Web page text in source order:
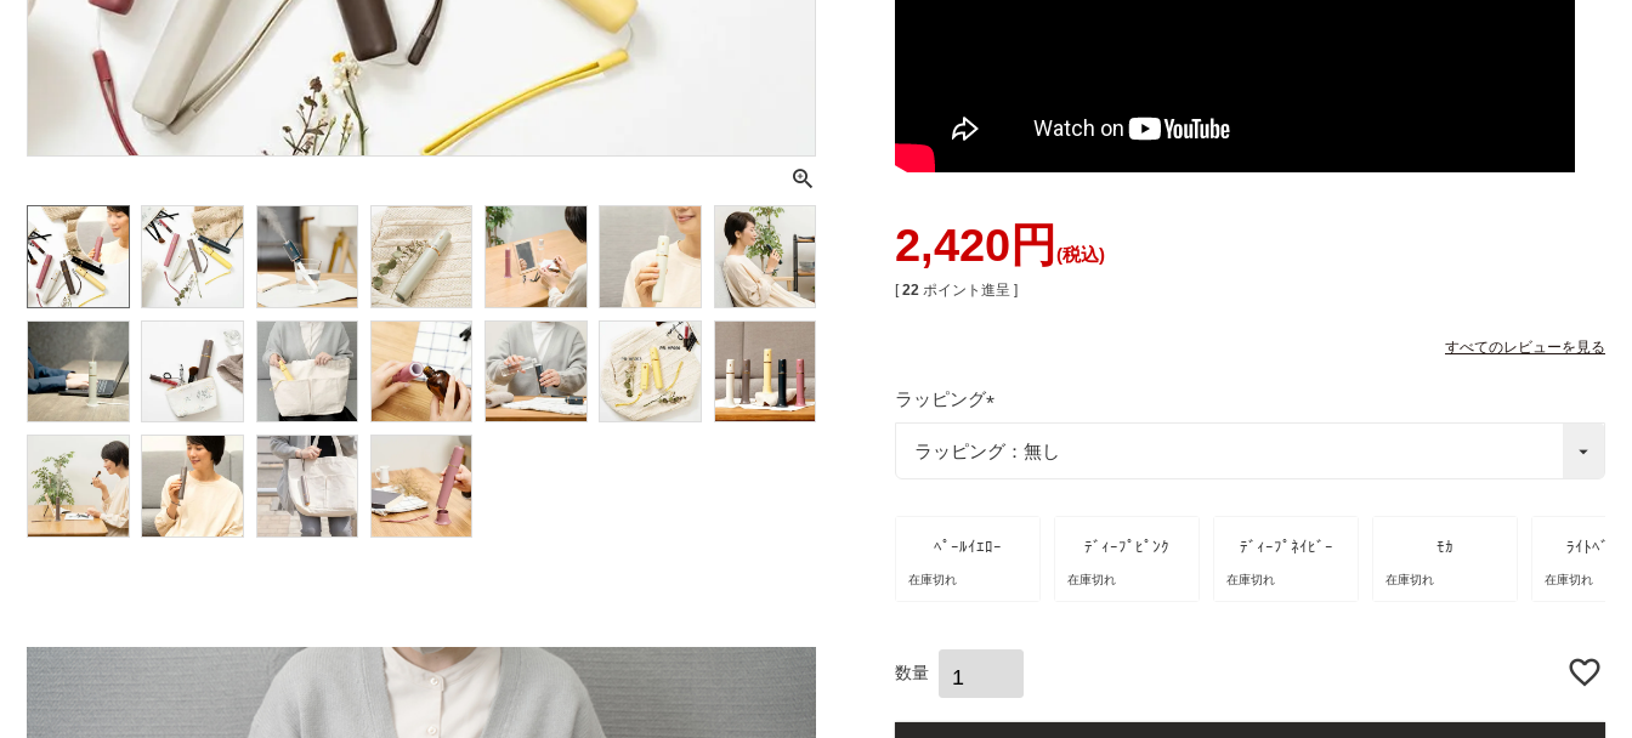
2,420 税込
[ 22 ポイント進呈 ]
すべてのレビューを見る
ラッピング
必
ﾍﾟｰﾙｲｴﾛｰ
在庫切れ
ﾃﾞｨｰﾌﾟﾋﾟﾝｸ
在庫切れ
ﾃﾞｨｰﾌﾟﾈｲﾋﾞｰ
在庫切れ
ﾓｶ
在庫切れ
ﾗｲﾄﾍﾞｰｼ
在庫切れ